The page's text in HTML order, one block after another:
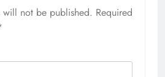
will not be published. Required